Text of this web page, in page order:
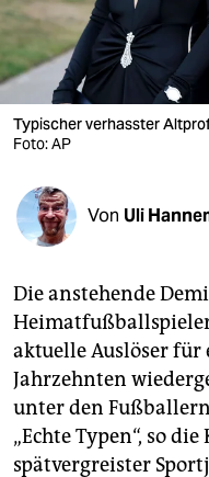
verlag
veranstaltungen
shop
fragen & hilfe
unterstützen
abo
genossenschaft
epaper login
Typischer verhasster
Foto: AP
Von Uli
Die anstehende
aktuelle Auslöser für
Jahrzehnten
unter den
„Echte Typen“, so
spätvergreister